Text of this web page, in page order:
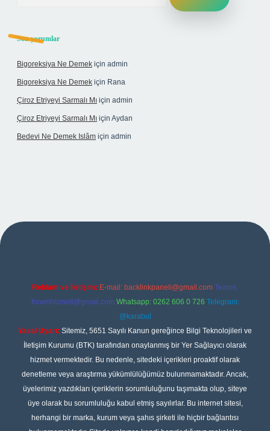
Son yorumlar
Bigoreksiya Ne Demek için admin
Bigoreksiya Ne Demek için Rana
Çiroz Etriyeyi Sarmalı Mı için admin
Çiroz Etriyeyi Sarmalı Mı için Aydan
Bedevi Ne Demek Islâm için admin
Reklam ve İletişim: E-mail: backlinkpaneli@gmail.com Teams:
forumhizmeti@gmail.com Whatsapp: 0262 606 0 726 Telegram:
@karabul
Yasal Uyarı: Sitemiz, 5651 Sayılı Kanun gereğince Bilgi Teknolojileri ve
İletişim Kurumu (BTK) tarafından onaylanmış bir Yer Sağlayıcı olarak
hizmet vermektedir. Bu nedenle, sitedeki içerikleri proaktif olarak
denetleme veya araştırma yükümlülüğümüz bulunmamaktadır. Ancak,
üyelerimiz yazdıkları içeriklerin sorumluluğunu taşımakta olup, siteye
üye olarak bu sorumluluğu kabul etmiş sayılırlar. Bu internet sitesi,
herhangi bir marka, kurum veya şahıs şirketi ile hiçbir bağlantısı